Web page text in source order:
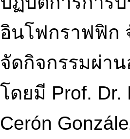
อินโฟกราฟฟิก
จัดกิจกรรมผ่า
โดยมี Prof. Dr.
Cerón